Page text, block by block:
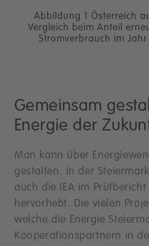
Abbildung 1 Österreich
Vergleich beim Anteil
Stromverbrauch im
Gemeinsam
Energie der
Man kann über
gestalten. In der
auch die IEA im Prüfbericht
hervorhebt. Die vielen
welche die Energie
Kooperationspartnern in